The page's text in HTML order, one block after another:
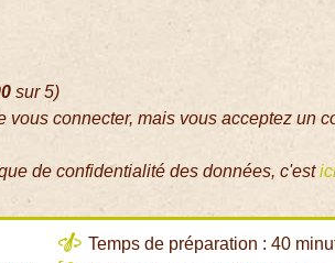
sur 5)
vous connecter, mais vous acceptez un
de confidentialité des données, c'est
Temps de préparation : 40